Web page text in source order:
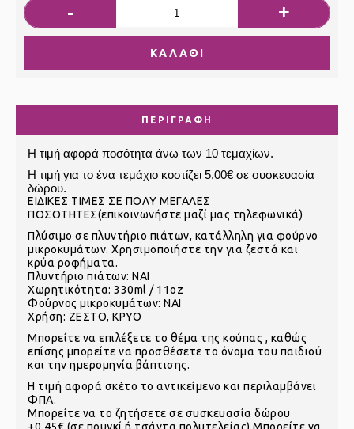
- +
ΚΑΛΆΘΙ
ΠΕΡΙΓΡΑΦΉ
Η τιμή αφορά ποσότητα άνω των 10 τεμαχίων.
Η τιμή για το ένα τεμάχιο κοστίζει 5,00€ σε συσκευασία
δώρου.
ΕIΔΙΚΕΣ ΤΙΜΕΣ ΣΕ ΠΟΛΥ ΜΕΓΑΛΕΣ
ΠΟΣΟΤΗΤΕΣ(επικοινωνήστε μαζί μας τηλεφωνικά)
Πλύσιμο σε πλυντήριο πιάτων, κατάλληλη για φούρνο
μικροκυμάτων. Χρησιμοποιήστε την για ζεστά και
κρύα ροφήματα.
Πλυντήριο πιάτων: ΝΑΙ
Χωρητικότητα: 330ml / 11oz
Φούρνος μικροκυμάτων: ΝΑΙ
Χρήση: ΖΕΣΤΟ, ΚΡΥΟ
Μπορείτε να επιλέξετε το θέμα της κούπας , καθώς
επίσης μπορείτε να προσθέσετε το όνομα του παιδιού
και την ημερομηνία βάπτισης.
Η τιμή αφορά σκέτο το αντικείμενο και περιλαμβάνει
ΦΠΑ.
Μπορείτε να το ζητήσετε σε συσκευασία δώρου